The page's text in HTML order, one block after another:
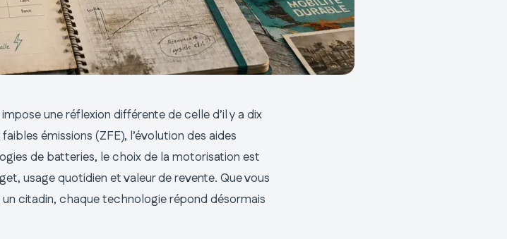
une réflexion différente de celle d’il y a dix
émissions (ZFE), l’évolution des aides
de batteries, le choix de la motorisation est
usage quotidien et valeur de revente. Que vous
citadin, chaque technologie répond désormais